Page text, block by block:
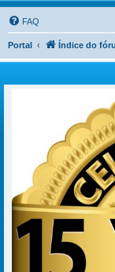
FAQ
Portal Índice do